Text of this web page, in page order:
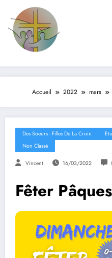
Filles de la Croix
Accueil 2022 mars
Des Soeurs - Filles De La Croix
Non Classé
Vincent 16/03/2022
Fêter